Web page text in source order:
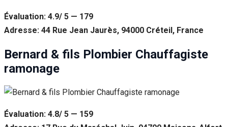
Évaluation: 4.9/ 5 — 179
Adresse: 44 Rue Jean Jaurès, 94000 Créteil, France
Bernard & fils Plombier Chauffagiste
ramonage
Évaluation: 4.8/ 5 — 159